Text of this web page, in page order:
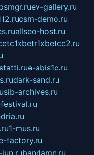
ev-gallery.ru
csm-demo.ru
allseo-host.ru
e-abis1c.ru
dark-sand.ru
sib-archives.ru
1-mus.ru
factory.ru
bandamn.ru